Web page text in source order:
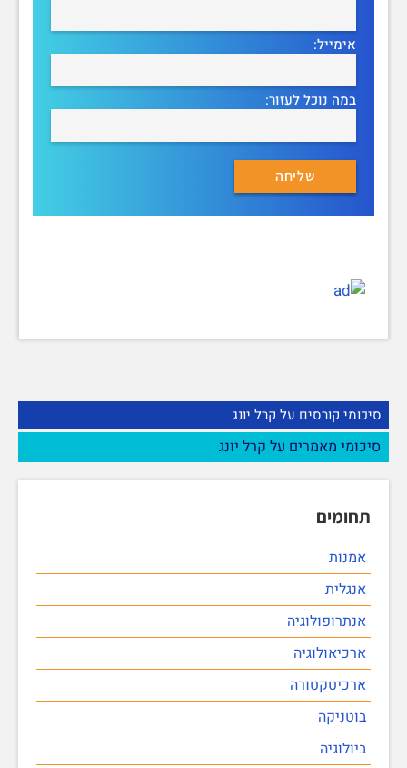
סיכומי קורסים על קרל יונג
סיכומי מאמרים על קרל יונג
תחומים
אמנות
אנגלית
אנתרופולוגיה
ארכיאולוגיה
ארכיטקטורה
בוטניקה
ביולוגיה
אימייל:
במה נוכל לעזור: